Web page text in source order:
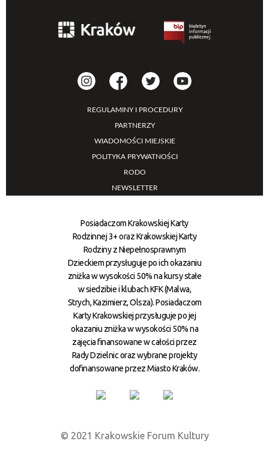
REGULAMINY I PROCEDURY
PARTNERZY
WIADOMOŚCI MIEJSKIE
POLITYKA PRYWATNOŚCI
RODO
NEWSLETTER
Posiadaczom Krakowskiej Karty
Rodzinnej 3+ oraz Krakowskiej Karty
Rodziny z Niepełnosprawnym
Dzieckiem przysługuje po ich okazaniu
zniżka w wysokości 50% na kursy stałe
w siedzibie i klubach KFK (Malwa,
Strych, Kazimierz, Olsza). Posiadaczom
Karty Krakowskiej przysługuje po jej
okazaniu zniżka w wysokości 50% na
zajęcia finansowane w całości przez
Rady Dzielnic oraz wybrane projekty
dofinansowane przez Miasto Kraków.
© 2021 Krakowskie Forum Kultury